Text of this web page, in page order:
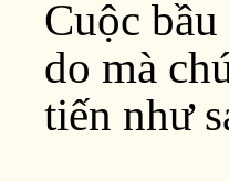
Cuộc
do mà
tiến như